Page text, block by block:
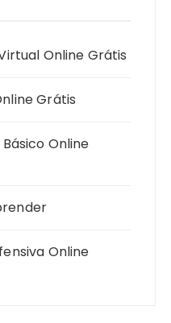
Online Grátis
Grátis
Online
Online